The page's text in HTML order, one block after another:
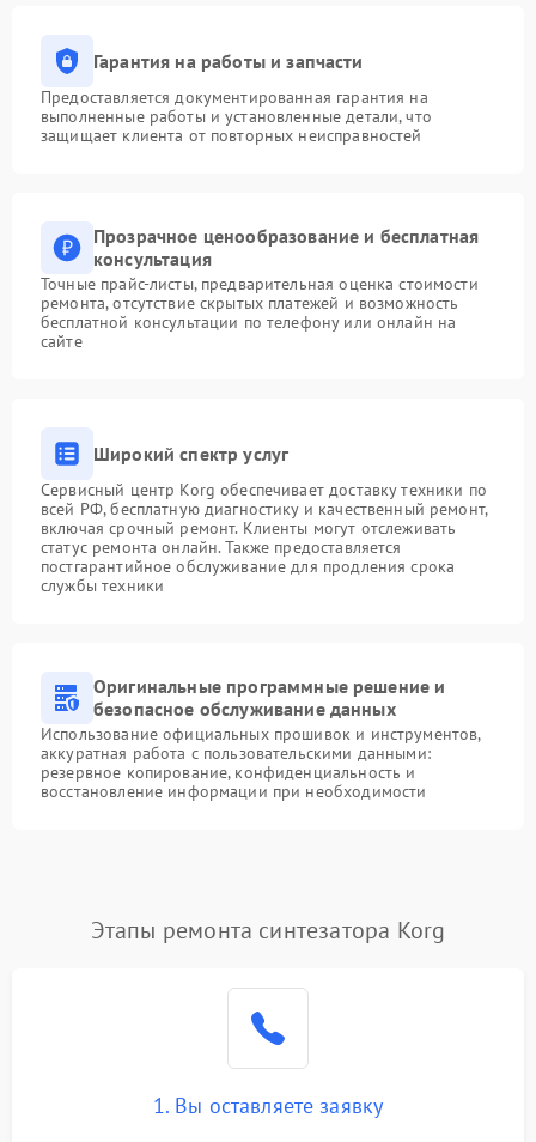
Гарантия на работы и запчасти
Предоставляется документированная гарантия на
выполненные работы и установленные детали, что
защищает клиента от повторных неисправностей
Прозрачное ценообразование и бесплатная
консультация
Точные прайс-листы, предварительная оценка стоимости
ремонта, отсутствие скрытых платежей и возможность
бесплатной консультации по телефону или онлайн на
сайте
Широкий спектр услуг
Сервисный центр Korg обеспечивает доставку техники по
всей РФ, бесплатную диагностику и качественный ремонт,
включая срочный ремонт. Клиенты могут отслеживать
статус ремонта онлайн. Также предоставляется
постгарантийное обслуживание для продления срока
службы техники
Оригинальные программные решение и
безопасное обслуживание данных
Использование официальных прошивок и инструментов,
аккуратная работа с пользовательскими данными:
резервное копирование, конфиденциальность и
восстановление информации при необходимости
Этапы ремонта синтезатора Korg
1. Вы оставляете заявку